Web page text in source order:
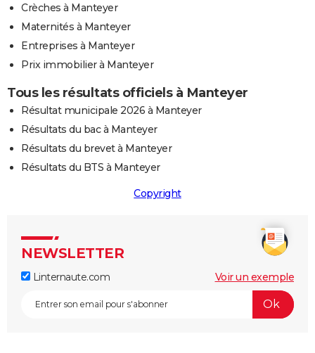
Crèches à Manteyer
Maternités à Manteyer
Entreprises à Manteyer
Prix immobilier à Manteyer
Tous les résultats officiels à Manteyer
Résultat municipale 2026 à Manteyer
Résultats du bac à Manteyer
Résultats du brevet à Manteyer
Résultats du BTS à Manteyer
Copyright
NEWSLETTER
Linternaute.com Voir un exemple